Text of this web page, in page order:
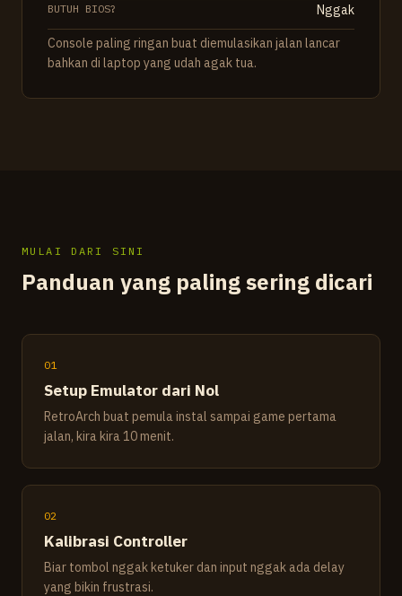
BUTUH BIOS? Nggak
Console paling ringan buat diemulasikan jalan lancar
bahkan di laptop yang udah agak tua.
MULAI DARI SINI
Panduan yang paling sering dicari
01
Setup Emulator dari Nol
RetroArch buat pemula instal sampai game pertama
jalan, kira kira 10 menit.
02
Kalibrasi Controller
Biar tombol nggak ketuker dan input nggak ada delay
yang bikin frustrasi.